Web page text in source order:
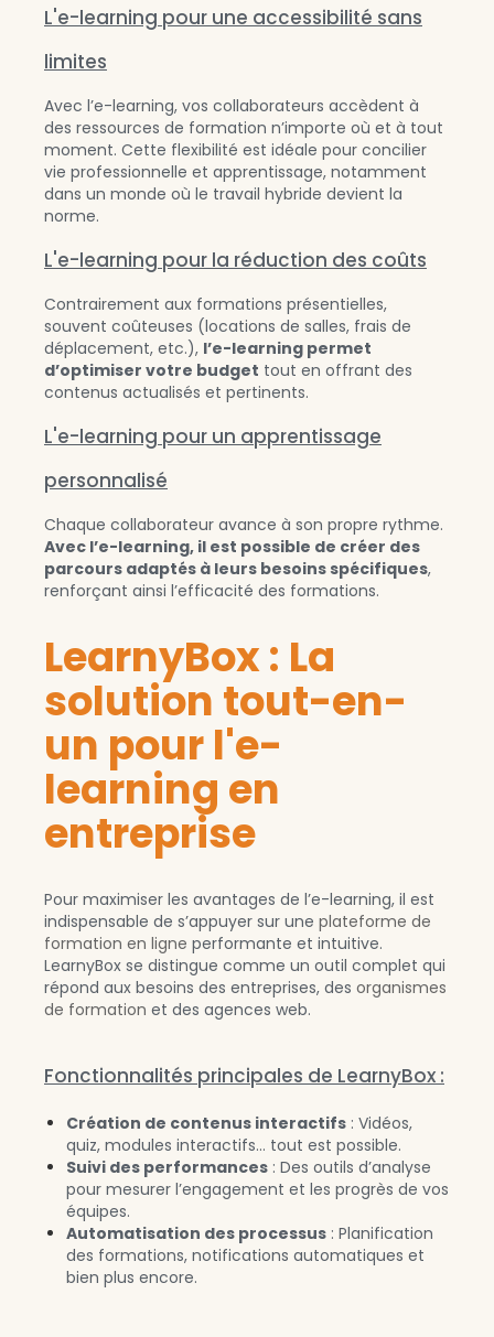
L'e-learning pour une accessibilité sans
limites
Avec l’e-learning, vos collaborateurs accèdent à
des ressources de formation n’importe où et à tout
moment. Cette flexibilité est idéale pour concilier
vie professionnelle et apprentissage, notamment
dans un monde où le travail hybride devient la
norme.
L'e-learning pour la réduction des coûts
Contrairement aux formations présentielles,
souvent coûteuses (locations de salles, frais de
déplacement, etc.), l’e-learning permet
d’optimiser votre budget tout en offrant des
contenus actualisés et pertinents.
L'e-learning pour un apprentissage
personnalisé
Chaque collaborateur avance à son propre rythme.
Avec l’e-learning, il est possible de créer des
parcours adaptés à leurs besoins spécifiques,
renforçant ainsi l’efficacité des formations.
LearnyBox : La
solution tout-en-
un pour l'e-
learning en
entreprise
Pour maximiser les avantages de l’e-learning, il est
indispensable de s’appuyer sur une plateforme de
formation en ligne performante et intuitive.
LearnyBox se distingue comme un outil complet qui
répond aux besoins des entreprises, des organismes
de formation et des agences web.
Fonctionnalités principales de LearnyBox :
Création de contenus interactifs : Vidéos,
quiz, modules interactifs… tout est possible.
Suivi des performances : Des outils d’analyse
pour mesurer l’engagement et les progrès de vos
équipes.
Automatisation des processus : Planification
des formations, notifications automatiques et
bien plus encore.